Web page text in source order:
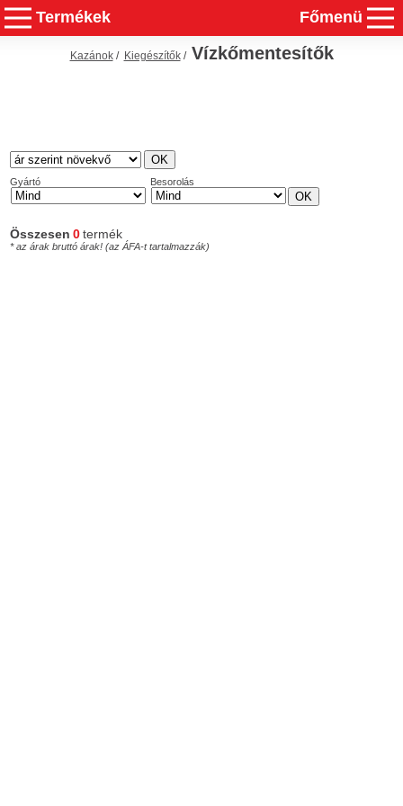
Termékek Főmenü
Kazánok/ Kiegészítők/ Vízkőmentesítők
Gyártó Besorolás
Összesen 0 termék
* az árak bruttó árak! (az ÁFA-t tartalmazzák)